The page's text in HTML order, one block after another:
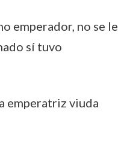
emperador, no se le
sí tuvo
emperatriz viuda